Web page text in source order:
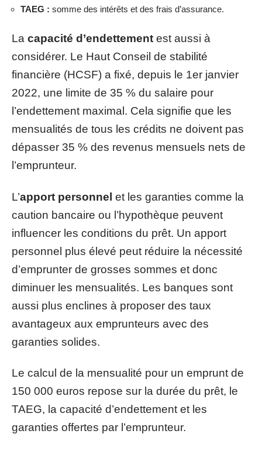
TAEG : somme des intérêts et des frais d’assurance.
La capacité d’endettement est aussi à
considérer. Le Haut Conseil de stabilité
financière (HCSF) a fixé, depuis le 1er janvier
2022, une limite de 35 % du salaire pour
l’endettement maximal. Cela signifie que les
mensualités de tous les crédits ne doivent pas
dépasser 35 % des revenus mensuels nets de
l’emprunteur.
L’apport personnel et les garanties comme la
caution bancaire ou l’hypothèque peuvent
influencer les conditions du prêt. Un apport
personnel plus élevé peut réduire la nécessité
d’emprunter de grosses sommes et donc
diminuer les mensualités. Les banques sont
aussi plus enclines à proposer des taux
avantageux aux emprunteurs avec des
garanties solides.
Le calcul de la mensualité pour un emprunt de
150 000 euros repose sur la durée du prêt, le
TAEG, la capacité d’endettement et les
garanties offertes par l’emprunteur.